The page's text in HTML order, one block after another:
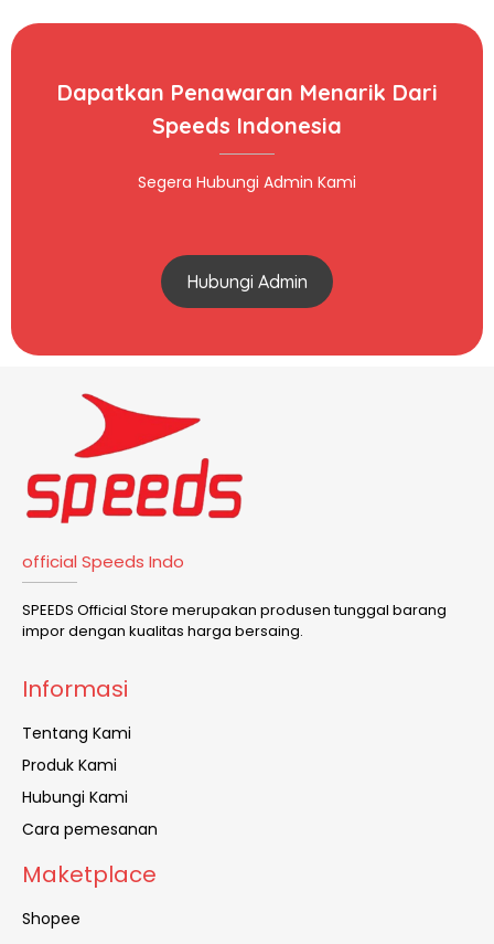
Dapatkan Penawaran Menarik Dari
Speeds Indonesia
Segera Hubungi Admin Kami
Hubungi Admin
official Speeds Indo
SPEEDS Official Store merupakan produsen tunggal barang
impor dengan kualitas harga bersaing.
Informasi
Tentang Kami
Produk Kami
Hubungi Kami
Cara pemesanan
Maketplace
Shopee